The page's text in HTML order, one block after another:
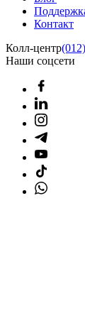
Контакт
Колл-центр
Наши соцсети